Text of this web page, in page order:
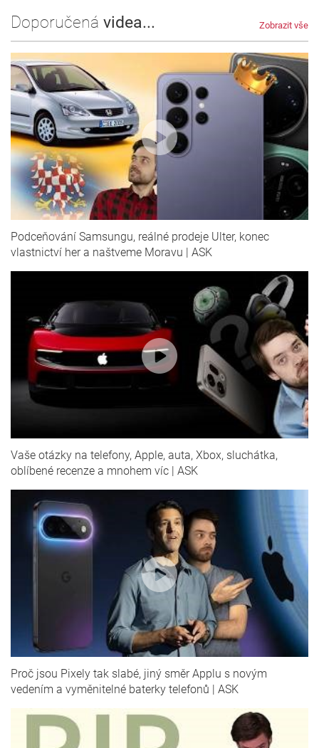
Doporučená videa... Zobrazit vše
Podceňování Samsungu, reálné prodeje Ulter, konec
vlastnictví her a naštveme Moravu | ASK
Vaše otázky na telefony, Apple, auta, Xbox, sluchátka,
oblíbené recenze a mnohem víc | ASK
Proč jsou Pixely tak slabé, jiný směr Applu s novým
vedením a vyměnitelné baterky telefonů | ASK